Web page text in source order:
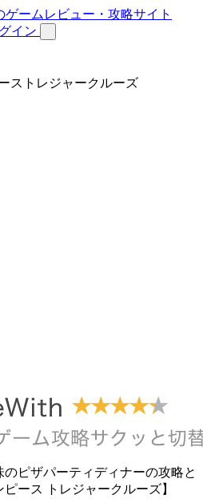
イン
ストレジャークルーズ
のピザパーティディナーの攻略と
ース トレジャークルーズ】